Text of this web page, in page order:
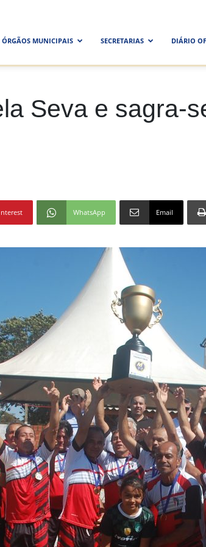
ÓRGÃOS MUNICIPAIS SECRETARIAS DIÁRIO
Seva e sagra-
WhatsApp Email